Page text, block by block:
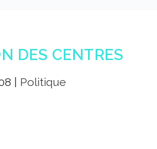
DES CENTRES
Politique